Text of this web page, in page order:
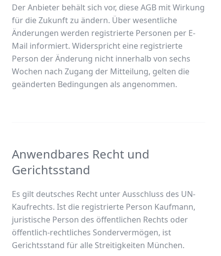
Der Anbieter behält sich vor, diese AGB mit Wirkung
für die Zukunft zu ändern. Über wesentliche
Änderungen werden registrierte Personen per E-
Mail informiert. Widerspricht eine registrierte
Person der Änderung nicht innerhalb von sechs
Wochen nach Zugang der Mitteilung, gelten die
geänderten Bedingungen als angenommen.
Anwendbares Recht und
Gerichtsstand
Es gilt deutsches Recht unter Ausschluss des UN-
Kaufrechts. Ist die registrierte Person Kaufmann,
juristische Person des öffentlichen Rechts oder
öffentlich-rechtliches Sondervermögen, ist
Gerichtsstand für alle Streitigkeiten München.